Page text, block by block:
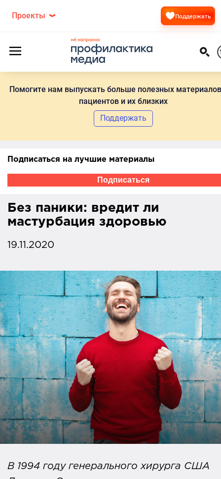
Помогите нам выпускать больше полезных
пациентов и их близких
Поддержать
Проекты Поддержать
Подписаться на лучшие материалы
Подписаться
Без паники: вредит ли
мастурбация здоровью
19.11.2020
В 1994 году генерального хирурга США